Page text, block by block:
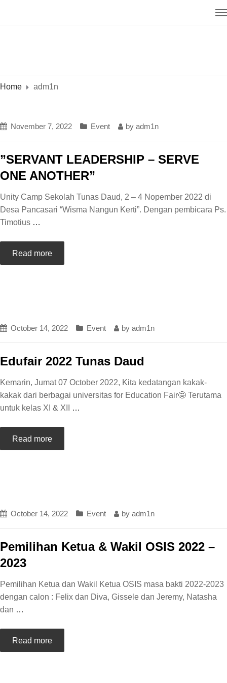
Home adm1n
November 7, 2022 Event by adm1n
”SERVANT LEADERSHIP – SERVE
ONE ANOTHER”
Unity Camp Sekolah Tunas Daud, 2 – 4 Nopember 2022 di
Desa Pancasari “Wisma Nangun Kerti”. Dengan pembicara Ps.
Timotius …
Read more
October 14, 2022 Event by adm1n
Edufair 2022 Tunas Daud
Kemarin, Jumat 07 October 2022, Kita kedatangan kakak-
kakak dari berbagai universitas for Education Fair🤩 Terutama
untuk kelas XI & XII
…
Read more
October 14, 2022 Event by adm1n
Pemilihan Ketua & Wakil OSIS 2022 –
2023
Pemilihan Ketua dan Wakil Ketua OSIS masa bakti 2022-2023
dengan calon : Felix dan Diva, Gissele dan Jeremy, Natasha
dan …
Read more